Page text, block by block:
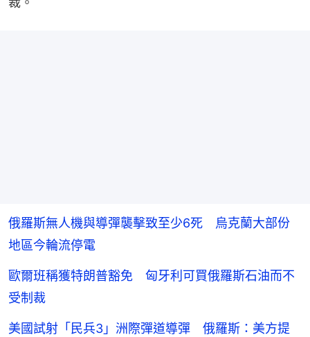
俄羅斯無人機與導彈襲擊致至少6死 烏克蘭大部份
地區今輪流停電
歐爾班稱獲特朗普豁免 匈牙利可買俄羅斯石油而不
受制裁
美國試射「民兵3」洲際彈道導彈 俄羅斯：美方提